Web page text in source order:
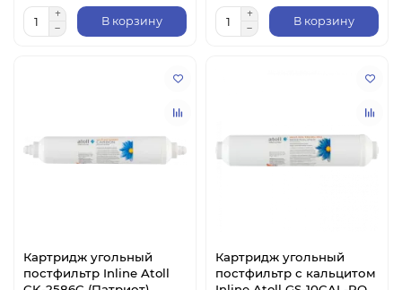
В корзину В корзину
Картридж угольный
постфильтр Inline Atoll
Картридж угольный
постфильтр с кальцитом